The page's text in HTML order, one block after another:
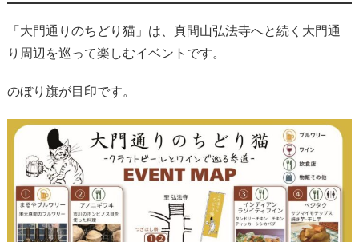
「大門通りのちどり猫」は、真間山弘法寺へと続く大門通
り周辺を巡って楽しむイベントです。
のぼり旗が目印です。